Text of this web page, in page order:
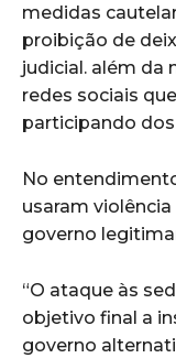
medidas
proibição de
judicial. além da
redes sociais
participando
No
usaram
governo
“O ataque às
objetivo final a
governo